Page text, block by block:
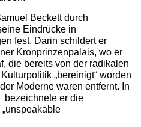
Beckett durch
Eindrücke in
fest. Darin schildert er
Kronprinzenpalais, wo er
die bereits von der radikalen
„bereinigt“ worden
Moderne waren entfernt. In
bezeichnete er die